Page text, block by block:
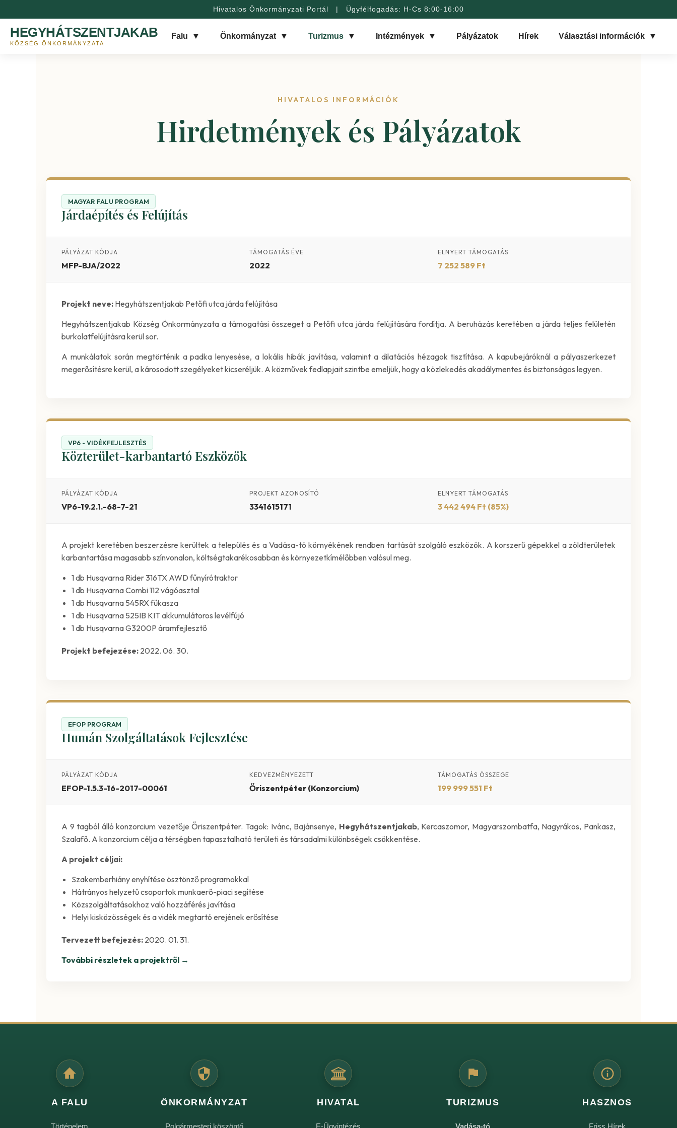
Hivatalos Önkormányzati Portál | Ügyfélfogadás: H-Cs 8:00-16:00
HEGYHÁTSZENTJAKAB
KÖZSÉG ÖNKORMÁNYZATA
Falu ▼ Önkormányzat ▼ Turizmus ▼ Intézmények ▼ Pályázatok Hírek Választási információk ▼
HIVATALOS INFORMÁCIÓK
Hirdetmények és Pályázatok
MAGYAR FALU PROGRAM
Járdaépítés és Felújítás
PÁLYÁZAT KÓDJA
MFP-BJA/2022
TÁMOGATÁS ÉVE
2022
ELNYERT TÁMOGATÁS
7 252 589 Ft
Projekt neve: Hegyhátszentjakab Petőfi utca járda felújítása
Hegyhátszentjakab Község Önkormányzata a támogatási összeget a Petőfi utca járda felújítására fordítja. A beruházás keretében a járda teljes felületén
burkolatfelújításra kerül sor.
A munkálatok során megtörténik a padka lenyesése, a lokális hibák javítása, valamint a dilatációs hézagok tisztítása. A kapubejáróknál a pályaszerkezet
megerősítésre kerül, a károsodott szegélyeket kicseréljük. A közművek fedlapjait szintbe emeljük, hogy a közlekedés akadálymentes és biztonságos legyen.
VP6 - VIDÉKFEJLESZTÉS
Közterület-karbantartó Eszközök
PÁLYÁZAT KÓDJA
VP6-19.2.1.-68-7-21
PROJEKT AZONOSÍTÓ
3341615171
ELNYERT TÁMOGATÁS
3 442 494 Ft (85%)
A projekt keretében beszerzésre kerültek a település és a Vadása-tó környékének rendben tartását szolgáló eszközök. A korszerű gépekkel a zöldterületek
karbantartása magasabb színvonalon, költségtakarékosabban és környezetkímélőbben valósul meg.
1 db Husqvarna Rider 316TX AWD fűnyírótraktor
1 db Husqvarna Combi 112 vágóasztal
1 db Husqvarna 545RX fűkasza
1 db Husqvarna 525IB KIT akkumulátoros levélfújó
1 db Husqvarna G3200P áramfejlesztő
Projekt befejezése: 2022. 06. 30.
EFOP PROGRAM
Humán Szolgáltatások Fejlesztése
PÁLYÁZAT KÓDJA
EFOP-1.5.3-16-2017-00061
KEDVEZMÉNYEZETT
Őriszentpéter (Konzorcium)
TÁMOGATÁS ÖSSZEGE
199 999 551 Ft
A 9 tagból álló konzorcium vezetője Őriszentpéter. Tagok: Ivánc, Bajánsenye, Hegyhátszentjakab, Kercaszomor, Magyarszombatfa, Nagyrákos, Pankasz,
Szalafő. A konzorcium célja a térségben tapasztalható területi és társadalmi különbségek csökkentése.
A projekt céljai:
Szakemberhiány enyhítése ösztönző programokkal
Hátrányos helyzetű csoportok munkaerő-piaci segítése
Közszolgáltatásokhoz való hozzáférés javítása
Helyi kisközösségek és a vidék megtartó erejének erősítése
Tervezett befejezés: 2020. 01. 31.
További részletek a projektről →
A FALU
Történelem
ÖNKORMÁNYZAT
Polgármesteri köszöntő
HIVATAL
E-Ügyintézés
TURIZMUS
Vadása-tó
HASZNOS
Friss Hírek